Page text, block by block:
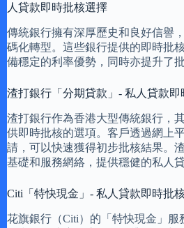
人貸款即時批核選擇
傳統銀行擁有深厚歷史和良好信譽
碼化轉型。這些銀行提供的即時批
備穩定的利率優勢，同時亦提升了批
渣打銀行「分期貸款」- 私人貸款即
渣打銀行作為香港大型傳統銀行，
供即時批核的選項。客戶透過網上
請，可以快速獲得初步批核結果。
基礎和服務網絡，提供穩健的私人
Citi「特快現金」- 私人貸款即時批
花旗銀行（Citi）的「特快現金」服